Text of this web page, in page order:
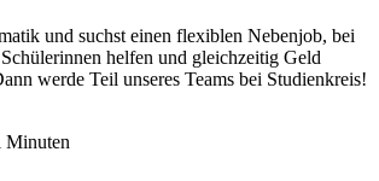
und suchst einen flexiblen Nebenjob, bei
helfen und gleichzeitig Geld
werde Teil unseres Teams bei Studienkreis!
Minuten